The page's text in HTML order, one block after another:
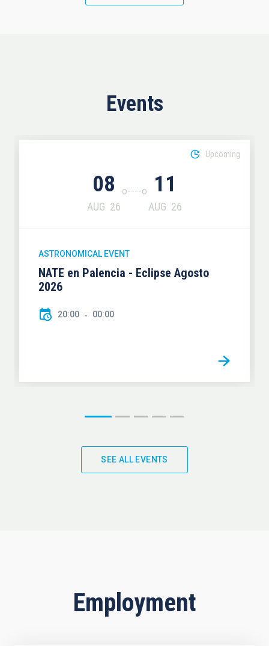
Events
08
AUG 26
11
AUG 26
Upcoming
ASTRONOMICAL EVENT
NATE en Palencia - Eclipse Agosto
2026
20:00 00:00
SEE ALL EVENTS
Employment